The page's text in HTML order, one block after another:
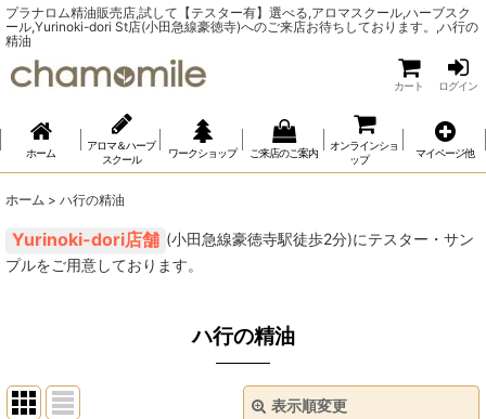
プラナロム精油販売店,試して【テスター有】選べる,アロマスクール,ハーブスク
ール,Yurinoki-dori St店(小田急線豪徳寺)へのご来店お待ちしております。,ハ行の
精油
カート ログイン
ホーム
アロマ＆ハーブ
スクール
ワークショップ ご来店のご案内
オンラインショ
ップ
マイページ他
ホーム > ハ行の精油
(小田急線豪徳寺駅徒歩2分)にテスター・サン
プルをご用意しております。
ハ行の精油
表示順変更